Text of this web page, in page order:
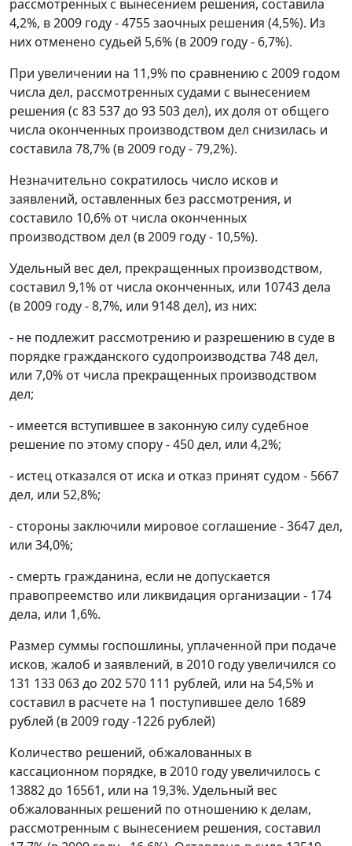
рассмотренных с вынесением решения, составила
4,2%, в 2009 году - 4755 заочных решения (4,5%). Из
них отменено судьей 5,6% (в 2009 году - 6,7%).
При увеличении на 11,9% по сравнению с 2009 годом
числа дел, рассмотренных судами с вынесением
решения (с 83 537 до 93 503 дел), их доля от общего
числа оконченных производством дел снизилась и
составила 78,7% (в 2009 году - 79,2%).
Незначительно сократилось число исков и
заявлений, оставленных без рассмотрения, и
составило 10,6% от числа оконченных
производством дел (в 2009 году - 10,5%).
Удельный вес дел, прекращенных производством,
составил 9,1% от числа оконченных, или 10743 дела
(в 2009 году - 8,7%, или 9148 дел), из них:
- не подлежит рассмотрению и разрешению в суде в
порядке гражданского судопроизводства 748 дел,
или 7,0% от числа прекращенных производством
дел;
- имеется вступившее в законную силу судебное
решение по этому спору - 450 дел, или 4,2%;
- истец отказался от иска и отказ принят судом - 5667
дел, или 52,8%;
- стороны заключили мировое соглашение - 3647 дел,
или 34,0%;
- смерть гражданина, если не допускается
правопреемство или ликвидация организации - 174
дела, или 1,6%.
Размер суммы госпошлины, уплаченной при подаче
исков, жалоб и заявлений, в 2010 году увеличился со
131 133 063 до 202 570 111 рублей, или на 54,5% и
составил в расчете на 1 поступившее дело 1689
рублей (в 2009 году -1226 рублей)
Количество решений, обжалованных в
кассационном порядке, в 2010 году увеличилось с
13882 до 16561, или на 19,3%. Удельный вес
обжалованных решений по отношению к делам,
рассмотренным с вынесением решения, составил